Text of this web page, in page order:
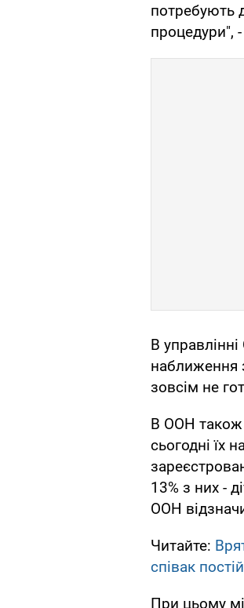
потребують
процедури", -
В
наближення
зовсім не
В ООН також
сьогодні їх
13% з них -
ООН
Читайте:
співак
При цьому